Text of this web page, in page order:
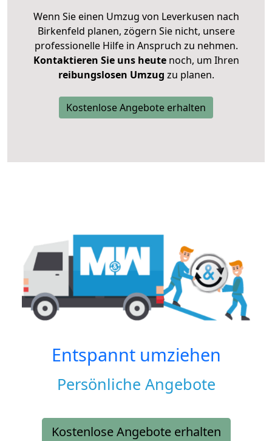
Wenn Sie einen Umzug von Leverkusen nach
Birkenfeld planen, zögern Sie nicht, unsere
professionelle Hilfe in Anspruch zu nehmen.
Kontaktieren Sie uns heutenoch, um Ihren
reibungslosen Umzug zu planen.
Kostenlose Angebote erhalten
Entspannt umziehen
Persönliche Angebote
Kostenlose Angebote erhalten